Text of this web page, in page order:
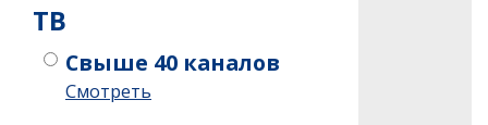
ТB
Свыше 40 каналов
Смотреть